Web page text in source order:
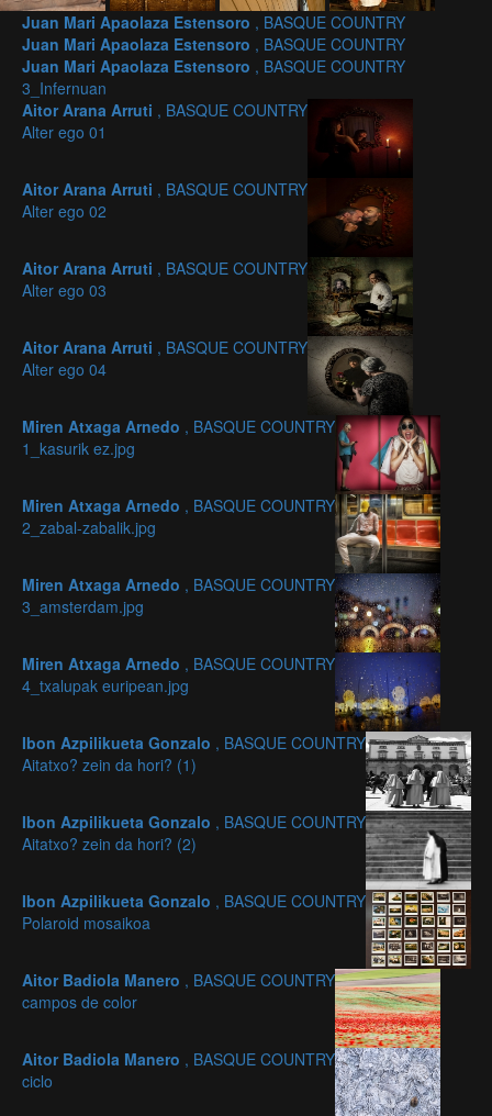
Juan Mari Apaolaza Estensoro , BASQUE COUNTRY
Juan Mari Apaolaza Estensoro , BASQUE COUNTRY
Juan Mari Apaolaza Estensoro , BASQUE COUNTRY
3_Infernuan
Aitor Arana Arruti , BASQUE COUNTRY
Alter ego 01
Aitor Arana Arruti , BASQUE COUNTRY
Alter ego 02
Aitor Arana Arruti , BASQUE COUNTRY
Alter ego 03
Aitor Arana Arruti , BASQUE COUNTRY
Alter ego 04
Miren Atxaga Arnedo , BASQUE COUNTRY
1_kasurik ez.jpg
Miren Atxaga Arnedo , BASQUE COUNTRY
2_zabal-zabalik.jpg
Miren Atxaga Arnedo , BASQUE COUNTRY
3_amsterdam.jpg
Miren Atxaga Arnedo , BASQUE COUNTRY
4_txalupak euripean.jpg
Ibon Azpilikueta Gonzalo , BASQUE COUNTRY
Aitatxo? zein da hori? (1)
Ibon Azpilikueta Gonzalo , BASQUE COUNTRY
Aitatxo? zein da hori? (2)
Ibon Azpilikueta Gonzalo , BASQUE COUNTRY
Polaroid mosaikoa
Aitor Badiola Manero , BASQUE COUNTRY
campos de color
Aitor Badiola Manero , BASQUE COUNTRY
ciclo